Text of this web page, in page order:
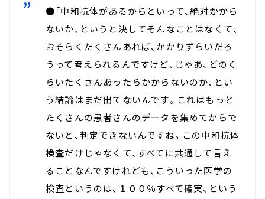
●「中和抗体があるからといって、絶対かから
ないか、というと決してそんなことはなくて、
おそらくたくさんあれば、かかりずらいだろ
うって考えられるんですけど、じゃあ、どのく
らいたくさんあったらかからないのか、とい
う結論はまだ出てないんです。これはもっと
たくさんの患者さんのデータを集めてからで
ないと、判定できないんですね。この中和抗体
検査だけじゃなくて、すべてに共通して言え
ることなんですけれども、こういった医学の
検査というのは、１００％すべて確実、という